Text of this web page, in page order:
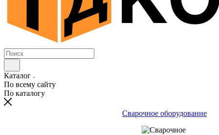
Каталог
По всему сайту
По каталогу
Сварочное оборудование